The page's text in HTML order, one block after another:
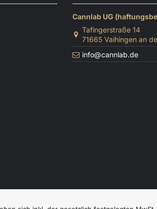
Cannlab UG
Tafingerstraße 14
71665 Vaihingen an
info@cannlab.de